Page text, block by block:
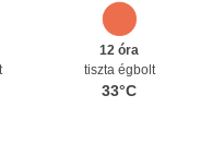
12 óra
tiszta égbolt
33°C